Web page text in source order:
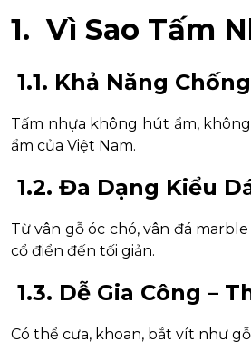
1. Vì Sao Tấm
1.1. Khả Năng
Tấm nhựa không hút ẩm,
ẩm của Việt Nam.
1.2. Đa Dạng Kiểu
Từ vân gỗ óc chó, vân đá
cổ điển đến tối giản.
1.3. Dễ Gia Công –
Có thể cưa, khoan, bắt vít như